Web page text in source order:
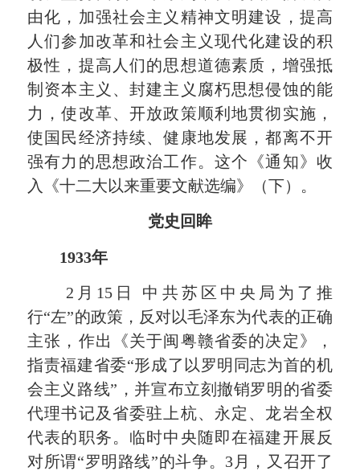
由化，加强社会主义精神文明建设，提高
人们参加改革和社会主义现代化建设的积
极性，提高人们的思想道德素质，增强抵
制资本主义、封建主义腐朽思想侵蚀的能
力，使改革、开放政策顺利地贯彻实施，
使国民经济持续、健康地发展，都离不开
强有力的思想政治工作。这个《通知》收
入《十二大以来重要文献选编》（下）。
党史回眸
1933年
2月15日 中共苏区中央局为了推
行“左”的政策，反对以毛泽东为代表的正确
主张，作出《关于闽粤赣省委的决定》，
指责福建省委“形成了以罗明同志为首的机
会主义路线”，并宣布立刻撤销罗明的省委
代理书记及省委驻上杭、永定、龙岩全权
代表的职务。临时中央随即在福建开展反
对所谓“罗明路线”的斗争。3月，又召开了